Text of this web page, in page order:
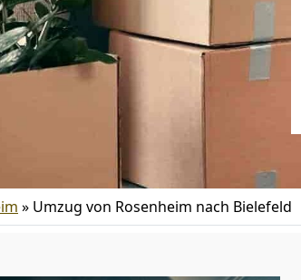
» Umzug von Rosenheim nach Bielefeld